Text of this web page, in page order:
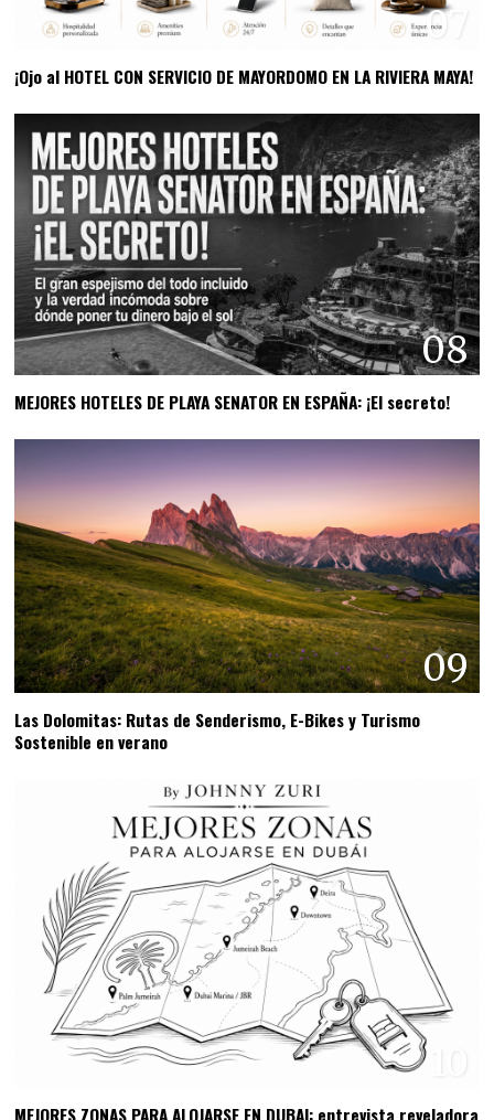
07
¡Ojo al HOTEL CON SERVICIO DE MAYORDOMO EN LA RIVIERA MAYA!
08
MEJORES HOTELES DE PLAYA SENATOR EN ESPAÑA: ¡El secreto!
09
Las Dolomitas: Rutas de Senderismo, E-Bikes y Turismo
Sostenible en verano
MEJORES ZONAS PARA ALOJARSE EN DUBAI: entrevista reveladora